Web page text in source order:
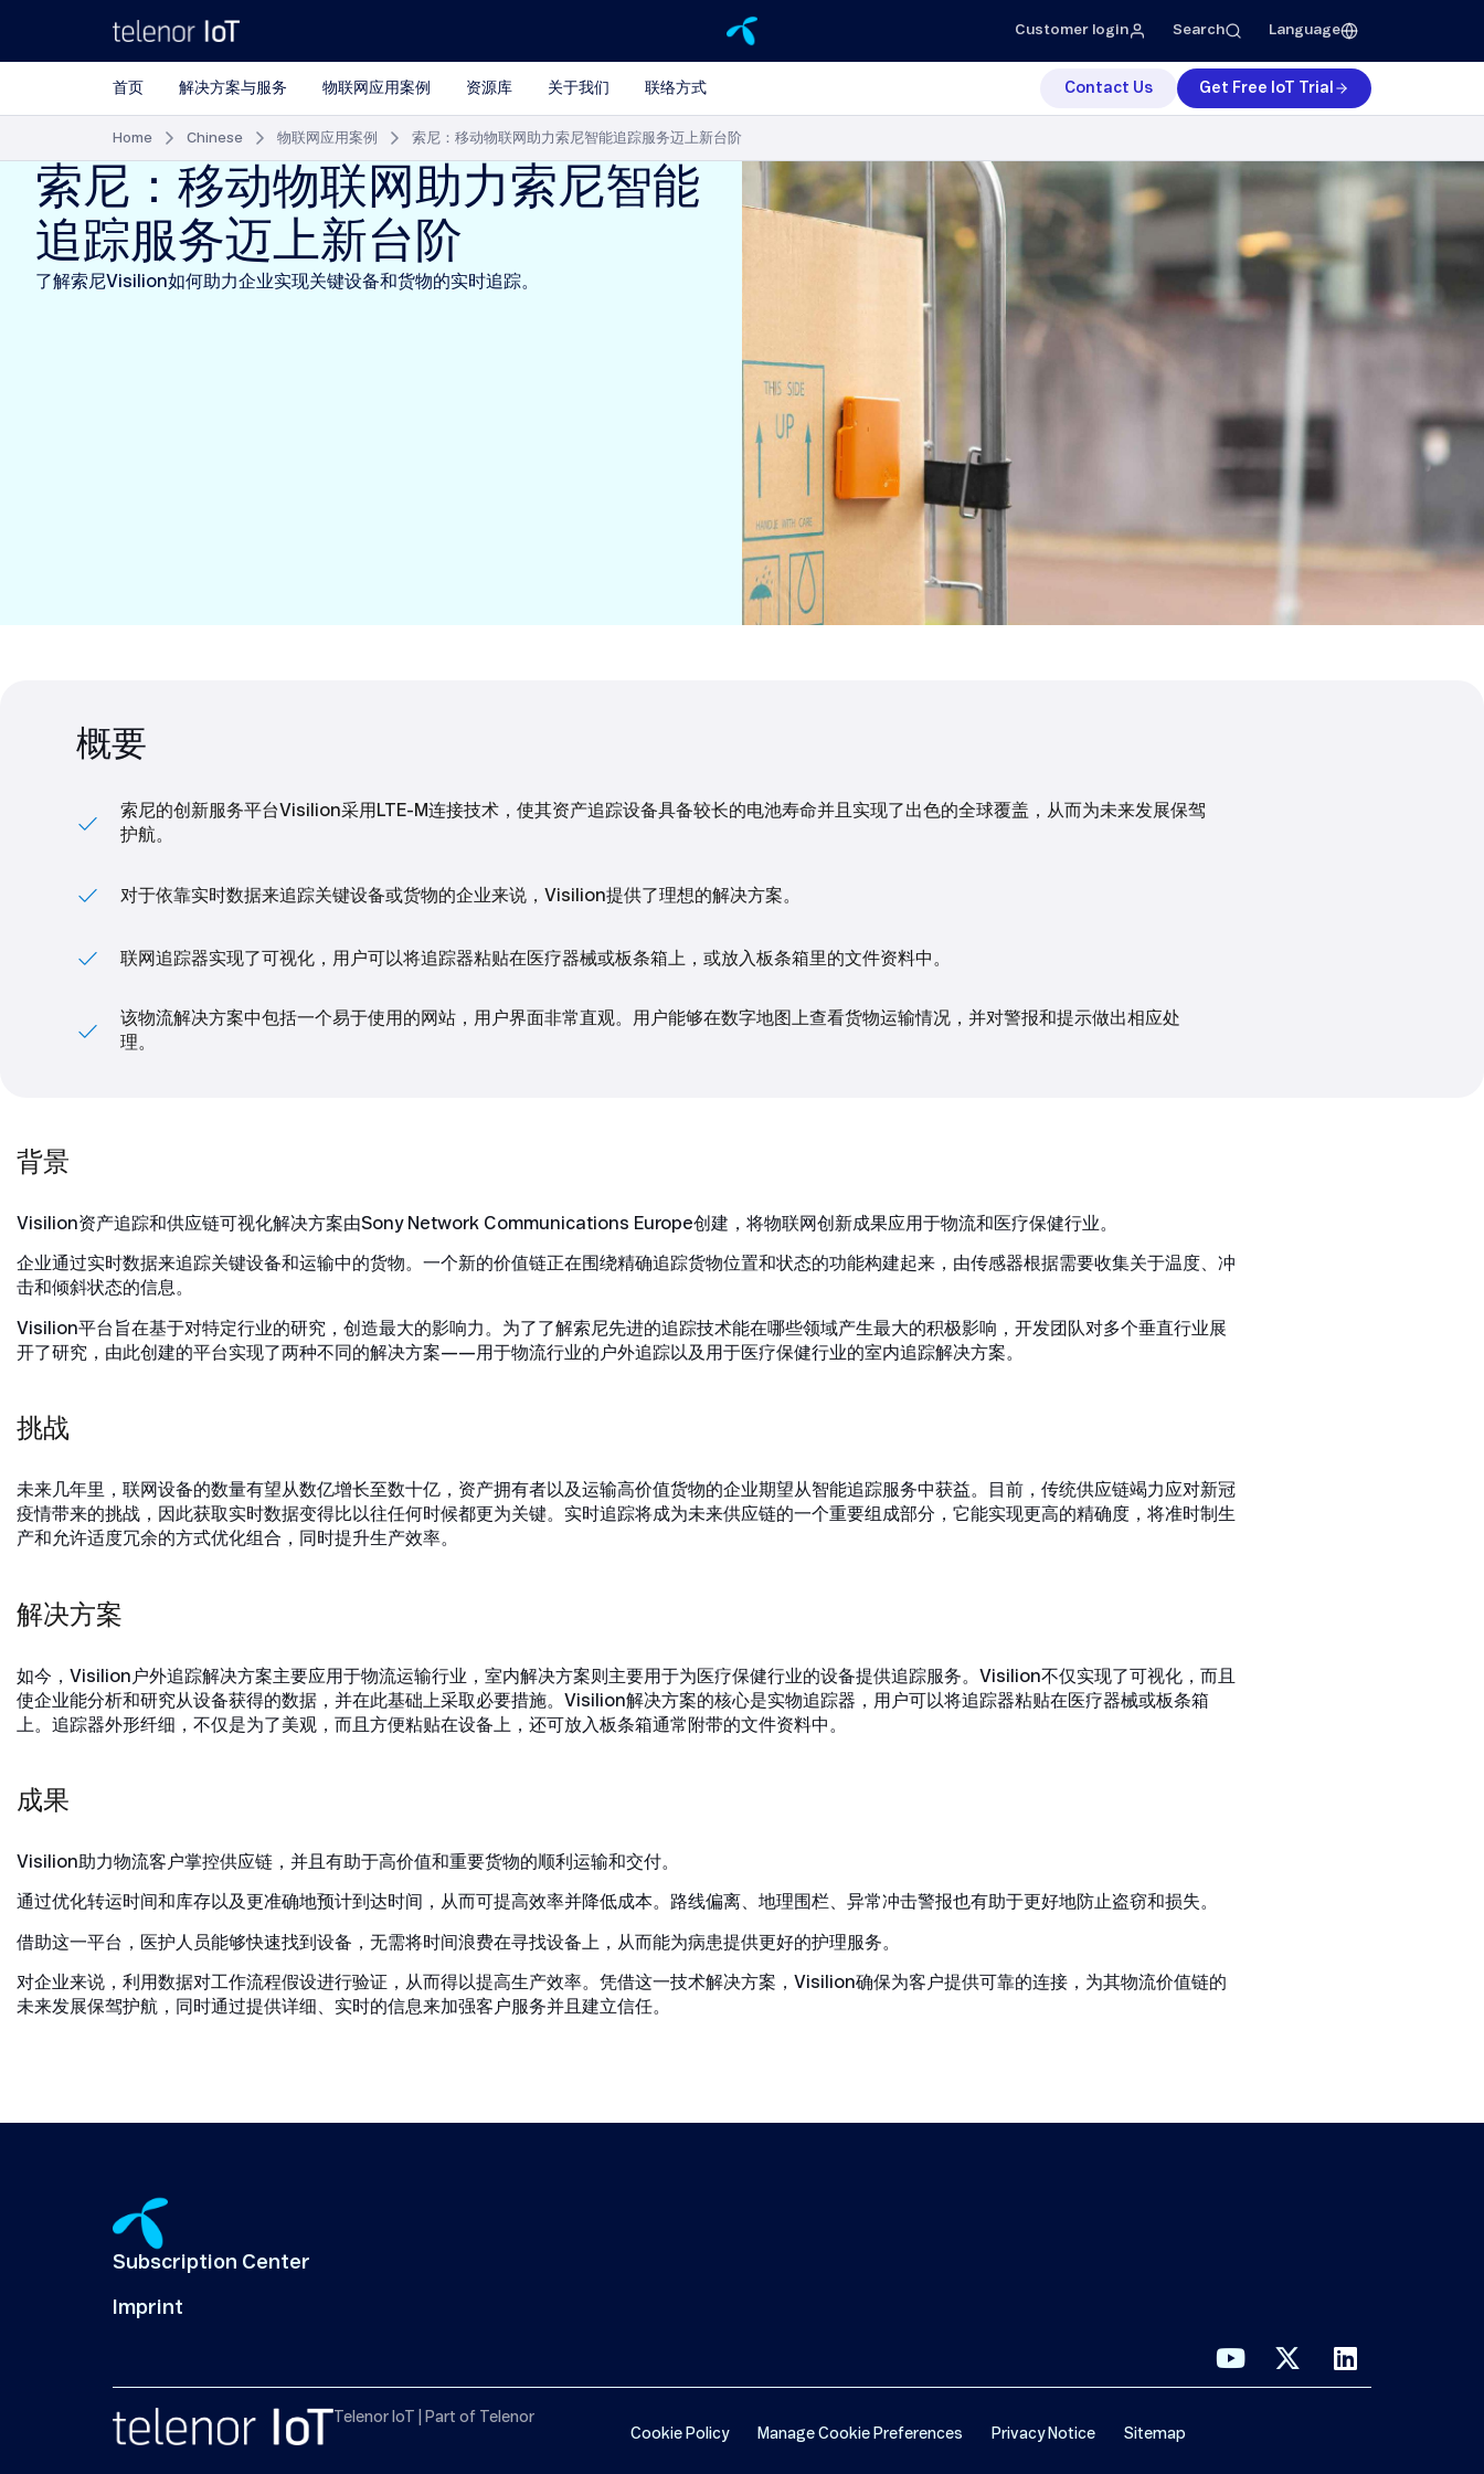
Customer login Search Language
首页 解决方案与服务 物联网应用案例 资源库 关于我们 联络方式 Contact Us Get Free IoT Trial
Home Chinese 物联网应用案例 索尼：移动物联网助力索尼智能追踪服务迈上新台阶
索尼：移动物联网助力索尼智能
追踪服务迈上新台阶
了解索尼Visilion如何助力企业实现关键设备和货物的实时追踪。
概要
索尼的创新服务平台Visilion采用LTE-M连接技术，使其资产追踪设备具备较长的电池寿命并且实现了出色的全球覆盖，从而为未来发展保驾
护航。
对于依靠实时数据来追踪关键设备或货物的企业来说，Visilion提供了理想的解决方案。
联网追踪器实现了可视化，用户可以将追踪器粘贴在医疗器械或板条箱上，或放入板条箱里的文件资料中。
该物流解决方案中包括一个易于使用的网站，用户界面非常直观。用户能够在数字地图上查看货物运输情况，并对警报和提示做出相应处
理。
背景
Visilion资产追踪和供应链可视化解决方案由Sony Network Communications Europe创建，将物联网创新成果应用于物流和医疗保健行业。
企业通过实时数据来追踪关键设备和运输中的货物。一个新的价值链正在围绕精确追踪货物位置和状态的功能构建起来，由传感器根据需要收集关于温度、冲
击和倾斜状态的信息。
Visilion平台旨在基于对特定行业的研究，创造最大的影响力。为了了解索尼先进的追踪技术能在哪些领域产生最大的积极影响，开发团队对多个垂直行业展
开了研究，由此创建的平台实现了两种不同的解决方案——用于物流行业的户外追踪以及用于医疗保健行业的室内追踪解决方案。
挑战
未来几年里，联网设备的数量有望从数亿增长至数十亿，资产拥有者以及运输高价值货物的企业期望从智能追踪服务中获益。目前，传统供应链竭力应对新冠
疫情带来的挑战，因此获取实时数据变得比以往任何时候都更为关键。实时追踪将成为未来供应链的一个重要组成部分，它能实现更高的精确度，将准时制生
产和允许适度冗余的方式优化组合，同时提升生产效率。
解决方案
如今，Visilion户外追踪解决方案主要应用于物流运输行业，室内解决方案则主要用于为医疗保健行业的设备提供追踪服务。Visilion不仅实现了可视化，而且
使企业能分析和研究从设备获得的数据，并在此基础上采取必要措施。Visilion解决方案的核心是实物追踪器，用户可以将追踪器粘贴在医疗器械或板条箱
上。追踪器外形纤细，不仅是为了美观，而且方便粘贴在设备上，还可放入板条箱通常附带的文件资料中。
成果
Visilion助力物流客户掌控供应链，并且有助于高价值和重要货物的顺利运输和交付。
通过优化转运时间和库存以及更准确地预计到达时间，从而可提高效率并降低成本。路线偏离、地理围栏、异常冲击警报也有助于更好地防止盗窃和损失。
借助这一平台，医护人员能够快速找到设备，无需将时间浪费在寻找设备上，从而能为病患提供更好的护理服务。
对企业来说，利用数据对工作流程假设进行验证，从而得以提高生产效率。凭借这一技术解决方案，Visilion确保为客户提供可靠的连接，为其物流价值链的
未来发展保驾护航，同时通过提供详细、实时的信息来加强客户服务并且建立信任。
Subscription Center
Imprint
Telenor IoT | Part of Telenor
Cookie Policy
Manage Cookie Preferences Privacy Notice Sitemap